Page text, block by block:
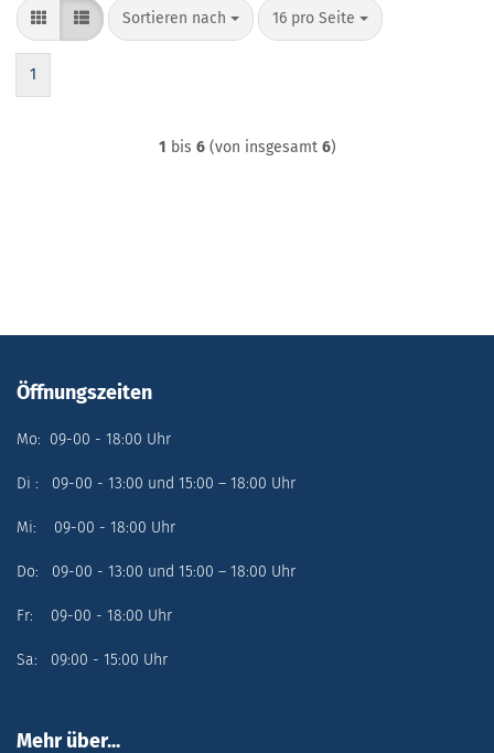
Sortieren nach
Sortieren nach 16 pro Seite
pro Seite
1
1 bis 6(von insgesamt 6)
Öffnungszeiten
Mo: 09-00 - 18:00 Uhr
Di : 09-00 - 13:00 und 15:00 – 18:00 Uhr
Mi: 09-00 - 18:00 Uhr
Do: 09-00 - 13:00 und 15:00 – 18:00 Uhr
Fr: 09-00 - 18:00 Uhr
Sa: 09:00 - 15:00 Uhr
Mehr über...